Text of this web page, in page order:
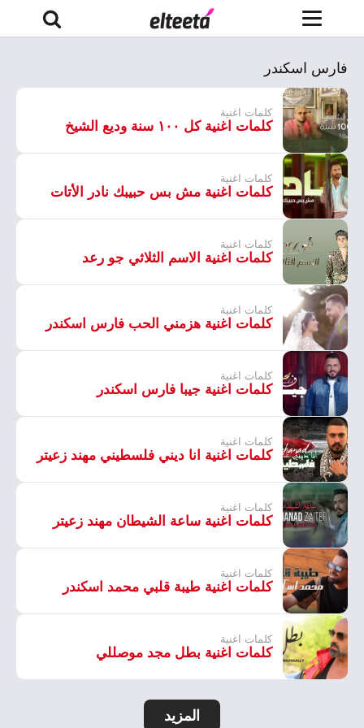
فارس اسكندر
كلمات اغنية
كلمات اغنية كل ١٠٠ سنة وديع الشيخ
كلمات اغنية
كلمات اغنية مش بس حبيبك نادر الأتات
كلمات اغنية
كلمات اغنية الاسم الثلاثي جو رعد
كلمات اغنية
كلمات اغنية هزمني الحب فارس اسكندر
كلمات اغنية
كلمات اغنية جيبا فارس اسكندر
كلمات اغنية
كلمات اغنية انا ديني فلسطيني مهند زعيتر
كلمات اغنية
كلمات اغنية ساعة الشيطان مهند زعيتر
كلمات اغنية
كلمات اغنية طيبة قلبي محمد اسكندر
كلمات اغنية
كلمات اغنية بطل مجد موصللي
المزيد